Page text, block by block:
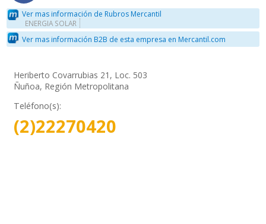
Ver mas información de Rubros Mercantil
ENERGIA SOLAR
Ver mas información B2B de esta empresa en Mercantil.com
Heriberto Covarrubias 21, Loc. 503
Ñuñoa, Región Metropolitana
Teléfono(s):
(2)22270420